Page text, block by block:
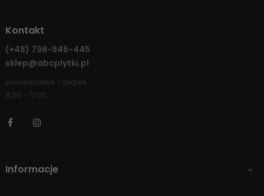
Kontakt
(+48) 798-946-445
sklep@abcplytki.pl
poniedziałek - piątek
8:00 - 17:00
Facebook
Informacje 